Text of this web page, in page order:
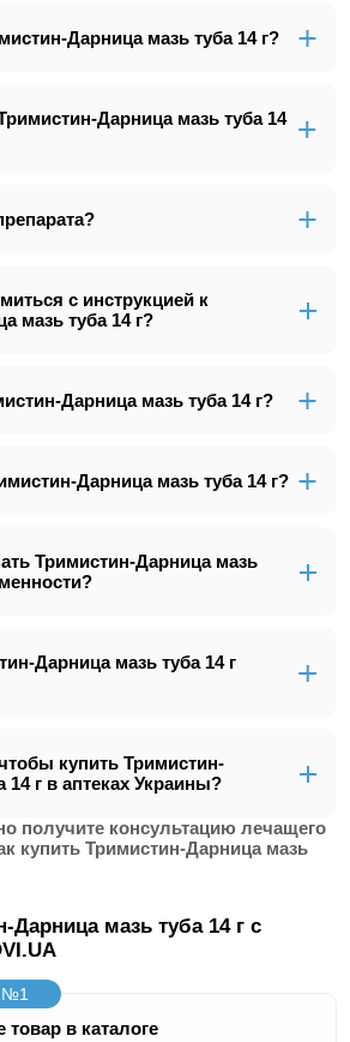
Дарница мазь туба 14 г?
Дарница мазь туба 14
с инструкцией к
мазь туба 14 г?
Дарница мазь туба 14 г?
Дарница мазь туба 14 г?
Тримистин-Дарница мазь
Дарница мазь туба 14 г
купить Тримистин-
14 г в аптеках Украины?
получите консультацию лечащего
купить Тримистин-Дарница мазь
Дарница мазь туба 14 г с
№1
товар в каталоге